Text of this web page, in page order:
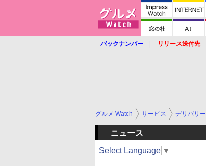
バックナンバー リリース送付先
グルメ Watch サービス デリバリー
ニュース
Select Language ▼